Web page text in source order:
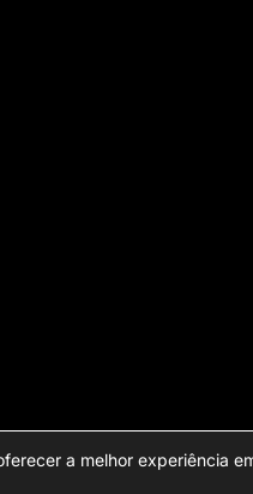
a melhor experiência